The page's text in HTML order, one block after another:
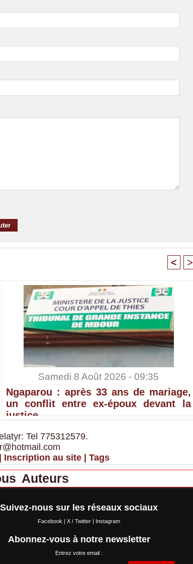
< >
Samedi 8 Août 2026 - 09:35
Ngaparou : après 33 ans de mariage,
un conflit entre ex-époux devant la
justice
Tel 775312579.
| Inscription au site | Tags
Auteurs
Suivez-nous sur les réseaux sociaux
Facebook | X / Twitter | Instagram
Abonnez-vous à notre newsletter
Entrez votre email :